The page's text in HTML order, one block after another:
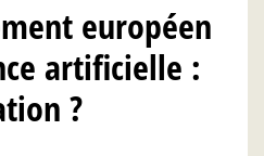
européen
artificielle :
?